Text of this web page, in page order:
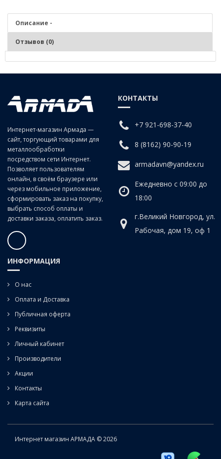
Описание -
Отзывов (0)
Серия:
Средняя
Материал:
Класс точности:
B (продольно-винтовой прокат)
Угол наклона спирали:
Интернет-магазин Армада —
сайт, торгующий товарами для
металлообработки
посредством сети Интернет.
Позволяет пользователям
онлайн, в своём браузере или
через мобильное приложение,
сформировать заказ на покупку,
выбрать способ оплаты и
доставки заказа, оплатить заказ.
КОНТАКТЫ
+7 921-698-37-40
8 (8162) 90-90-19
armadavn@yandex.ru
Ежедневно с 09:00 до
18:00
г.Великий Новгород, ул.
Рабочая, дом 19, оф 1
ИНФОРМАЦИЯ
О нас
Оплата и Доставка
Публичная оферта
Реквизиты
Личный кабинет
Производители
Акции
Контакты
Карта сайта
Интернет магазин АРМАДА © 2026